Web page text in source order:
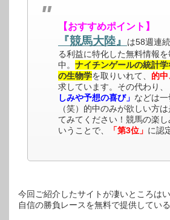
【おすすめポイント】
『競馬大陸』
は58週連
る利益に特化した無料情報を
中。 ナイチンゲールの統計
の生物学を取りいれて、 的
求しています。その代わり、
しみや予想の喜び」 などは
（笑）的中のみが欲しい方
てみてください！競馬の楽し
いうことで、
「第3位」 に認
今回ご紹介したサイトが凄いところは
自信の勝負レースを無料で提供してい